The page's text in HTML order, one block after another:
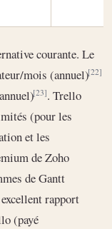
courante. Le
mois (annuel)[22]
[23]. Trello
(pour les
et les
de Zoho
de Gantt
rapport
(payé